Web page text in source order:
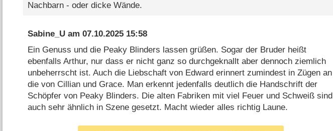
Nachbarn - oder dicke Wände.
Sabine_Uam 07.10.2025 15:58
Ein Genuss und die Peaky Blinders lassen grüßen. Sogar der Bruder heißt
ebenfalls Arthur, nur dass er nicht ganz so durchgeknallt aber dennoch ziemlich
unbeherrscht ist. Auch die Liebschaft von Edward erinnert zumindest in Zügen an
die von Cillian und Grace. Man erkennt jedenfalls deutlich die Handschrift der
Schöpfer von Peaky Blinders. Die alten Fabriken mit viel Feuer und Schweiß sind
auch sehr ähnlich in Szene gesetzt. Macht wieder alles richtig Laune.